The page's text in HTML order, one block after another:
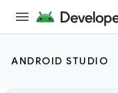
ANDROID STUDIO